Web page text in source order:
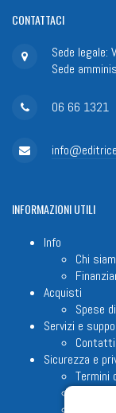
CONTATTACI
Sede legale:
Sede
06 66 1321
INFORMAZIONIUTILI
Info
Chi
Acquisti
Spese
Servizi e
Contatti
Sicurezza e
Termini